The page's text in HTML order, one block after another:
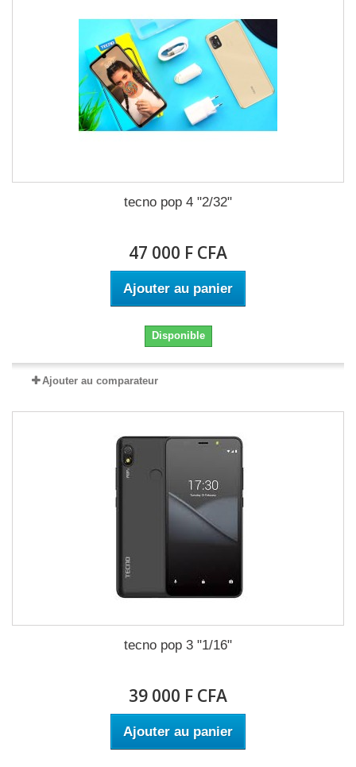
tecno pop 4 "2/32"
47 000 F CFA
Ajouter au panier
Disponible
Ajouter au comparateur
tecno pop 3 "1/16"
39 000 F CFA
Ajouter au panier